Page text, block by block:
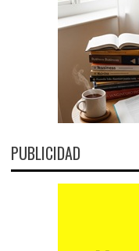
PUBLICIDAD